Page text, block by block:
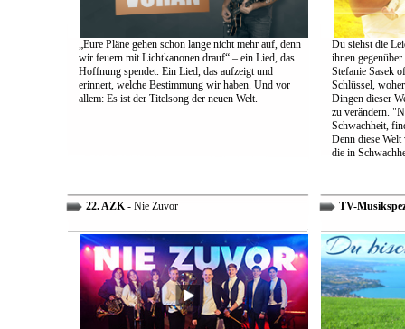
„Eure Pläne gehen schon lange nicht mehr auf, denn
wir feuern mit Lichtkanonen drauf“ – ein Lied, das
Hoffnung spendet. Ein Lied, das aufzeigt und
erinnert, welche Bestimmung wir haben. Und vor
allem: Es ist der Titelsong der neuen Welt.
Du siehst die
ihnen
Stefanie Sasek
Schlüssel,
Dingen dieser
zu verändern.
Schwachheit,
Denn diese Welt
die in
22. AZK- Nie Zuvor TV-